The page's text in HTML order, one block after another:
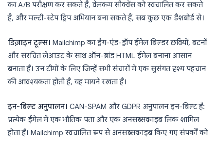
का A/B परीक्षण कर सकते हैं, वेलकम सीक्वेंस को स्वचालित कर सकते
हैं, और मल्टी-स्टेप ड्रिप अभियान बना सकते हैं, सब कुछ एक डैशबोर्ड से।
डिज़ाइन टूल्स। Mailchimp का ड्रैग-एंड-ड्रॉप ईमेल बिल्डर छवियों, बटनों
और संरचित लेआउट के साथ ऑन-ब्रांड HTML ईमेल बनाना आसान
बनाता है। उन टीमों के लिए जिन्हें सभी संचारों में एक सुसंगत दृश्य पहचान
की आवश्यकता होती है, यह मायने रखता है।
इन-बिल्ट अनुपालन। CAN-SPAM और GDPR अनुपालन इन-बिल्ट है:
प्रत्येक ईमेल में एक भौतिक पता और एक अनसब्सक्राइब लिंक शामिल
होता है। Mailchimp स्वचालित रूप से अनसब्सक्राइब किए गए संपर्कों को